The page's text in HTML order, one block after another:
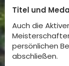
Titel und
Auch die
persönlichen
abschließen.